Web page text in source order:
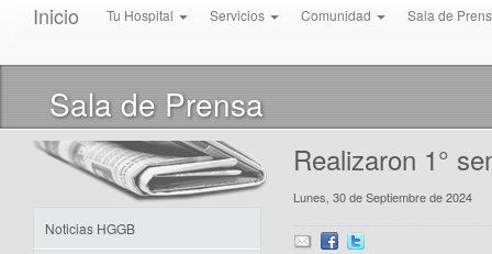
Inicio Tu Hospital Servicios Comunidad Sala de
Sala de Prensa
Noticias HGGB
Realizaron 1°
Lunes, 30 de Septiembre de 2024